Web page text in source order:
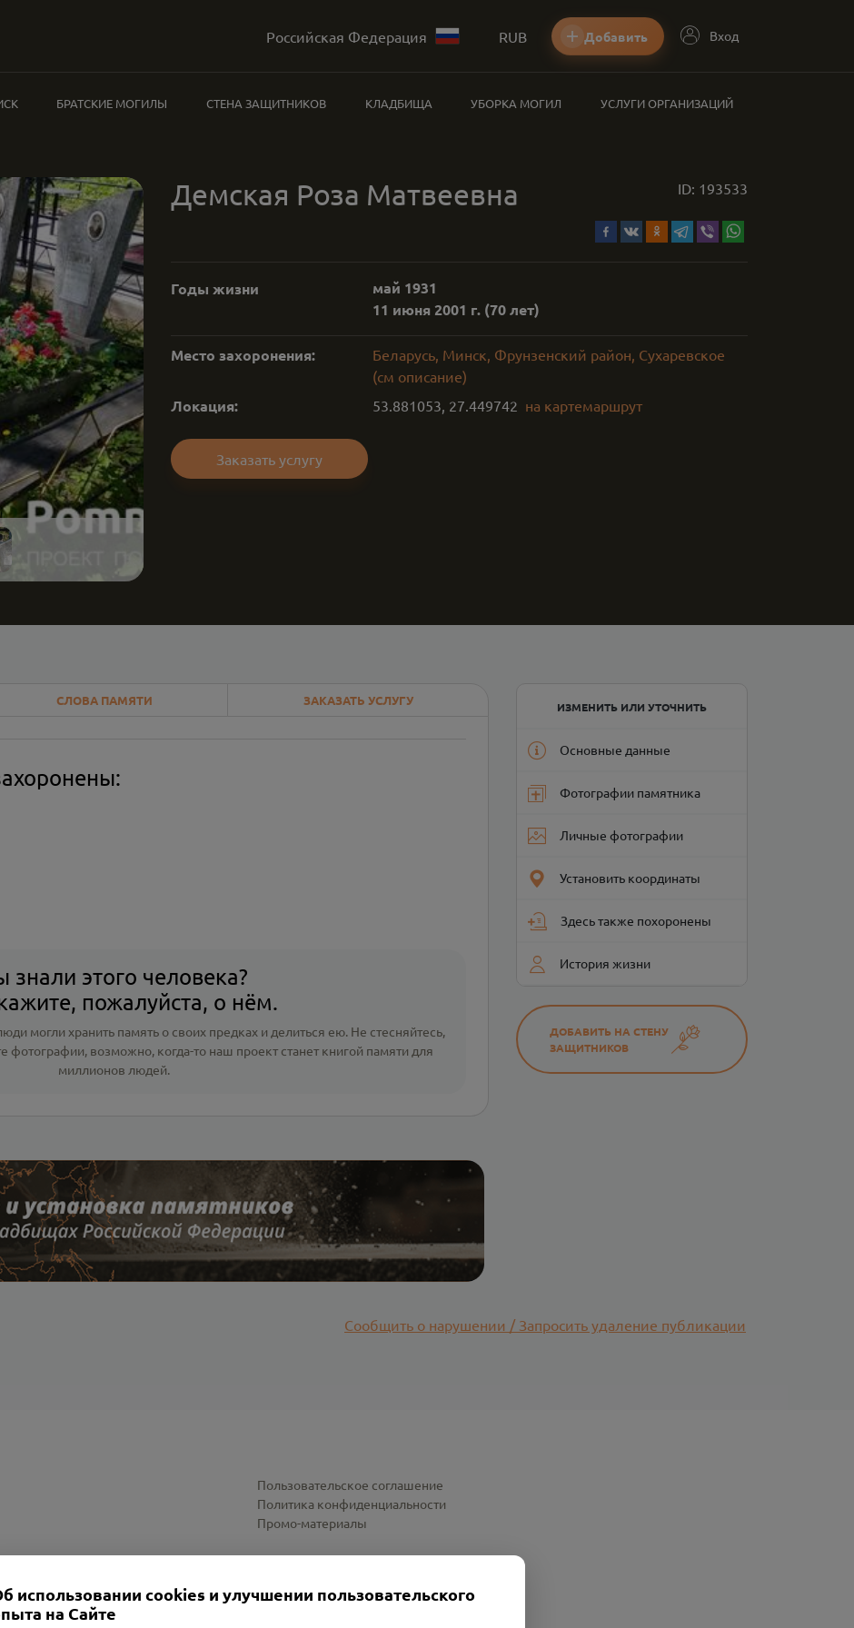
Российская Федерация RUB Добавить Вход
БРАТСКИЕ МОГИЛЫ СТЕНА ЗАЩИТНИКОВ КЛАДБИЩА УБОРКА МОГИЛ УСЛУГИ ОРГАНИЗАЦИЙ
Демская Роза Матвеевна ID: 193533
Годы жизни
май 1931
11 июня 2001 г. (70 лет)
Место захоронения:
Беларусь, Минск, Фрунзенский район, Сухаревское
(см описание)
Локация: 53.881053, 27.449742 на картемаршрут
Заказать услугу
СЛОВА ПАМЯТИ ЗАКАЗАТЬ УСЛУГУ
знали этого человека?
пожалуйста, о нём.
могли хранить память о своих предках и делиться ею. Не стесняйтесь,
фотографии, возможно, когда-то наш проект станет книгой памяти для
миллионов людей.
ИЗМЕНИТЬ ИЛИ УТОЧНИТЬ
Основные данные
Фотографии памятника
Личные фотографии
Установить координаты
Здесь также похоронены
История жизни
ДОБАВИТЬ НА СТЕНУ
ЗАЩИТНИКОВ
Сообщить о нарушении / Запросить удаление публикации
Пользовательское соглашение
Политика конфиденциальности
Промо-материалы
использовании cookies и улучшении пользовательского
на Сайте